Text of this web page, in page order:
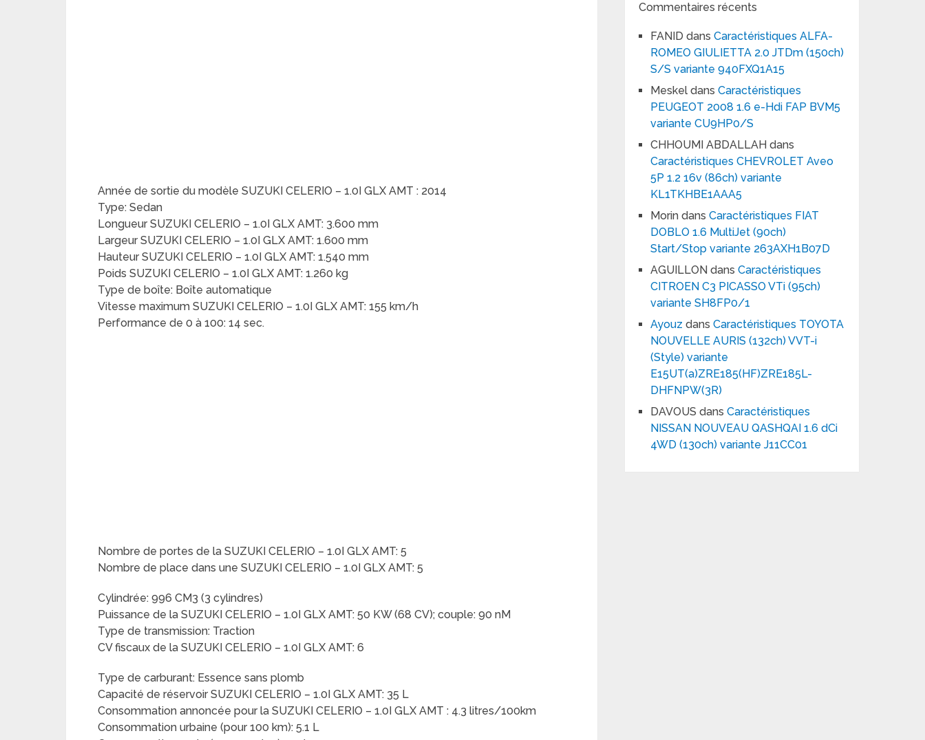
Année de sortie du modèle SUZUKI CELERIO – 1.0I GLX AMT : 2014
Type: Sedan
Longueur SUZUKI CELERIO – 1.0I GLX AMT: 3.600 mm
Largeur SUZUKI CELERIO – 1.0I GLX AMT: 1.600 mm
Hauteur SUZUKI CELERIO – 1.0I GLX AMT: 1.540 mm
Poids SUZUKI CELERIO – 1.0I GLX AMT: 1.260 kg
Type de boîte: Boîte automatique
Vitesse maximum SUZUKI CELERIO – 1.0I GLX AMT: 155 km/h
Performance de 0 à 100: 14 sec.
Nombre de portes de la SUZUKI CELERIO – 1.0I GLX AMT: 5
Nombre de place dans une SUZUKI CELERIO – 1.0I GLX AMT: 5
Cylindrée: 996 CM3 (3 cylindres)
Puissance de la SUZUKI CELERIO – 1.0I GLX AMT: 50 KW (68 CV); couple: 90 nM
Type de transmission: Traction
CV fiscaux de la SUZUKI CELERIO – 1.0I GLX AMT: 6
Type de carburant: Essence sans plomb
Capacité de réservoir SUZUKI CELERIO – 1.0I GLX AMT: 35 L
Consommation annoncée pour la SUZUKI CELERIO – 1.0I GLX AMT : 4.3 litres/100km
Consommation urbaine (pour 100 km): 5.1 L
Commentaires récents
FANID dansCaractéristiques ALFA-
ROMEO GIULIETTA 2.0 JTDm (150ch)
S/S variante 940FXQ1A15
Meskel dansCaractéristiques
PEUGEOT 2008 1.6 e-Hdi FAP BVM5
variante CU9HP0/S
CHHOUMI ABDALLAH dans
Caractéristiques CHEVROLET Aveo
5P 1.2 16v (86ch) variante
KL1TKHBE1AAA5
Morin dansCaractéristiques FIAT
DOBLO 1.6 MultiJet (90ch)
Start/Stop variante 263AXH1B07D
AGUILLON dansCaractéristiques
CITROEN C3 PICASSO VTi (95ch)
variante SH8FP0/1
Ayouz dansCaractéristiques TOYOTA
NOUVELLE AURIS (132ch) VVT-i
(Style) variante
E15UT(a)ZRE185(HF)ZRE185L-
DHFNPW(3R)
DAVOUS dansCaractéristiques
NISSAN NOUVEAU QASHQAI 1.6 dCi
4WD (130ch) variante J11CC01